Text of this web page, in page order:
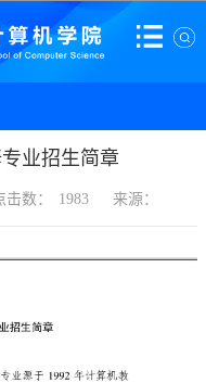
业招生简章
击数： 1983 来源：